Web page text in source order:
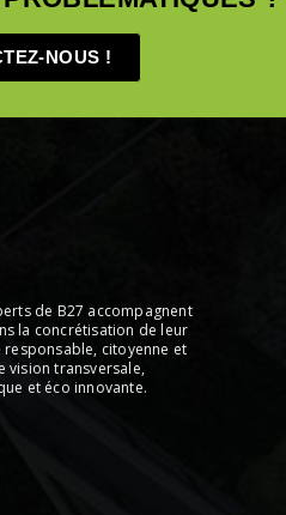
NOUS !
de B27 accompagnent
la concrétisation de leur
citoyenne et
vision transversale,
et éco innovante.